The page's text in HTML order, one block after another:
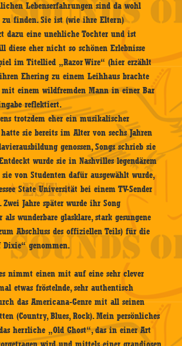
Lebenserfahrungen sind da wohl
finden. Sie ist (wie ihre Eltern)
dazu eine unehliche Tochter und ist
diese eher nicht so schönen Erlebnisse
im Titellied „Razor Wire“ (hier erzählt
Ehering zu einem Leihhaus brachte
einem wildfremden Mann in einer Bar
reflektiert.
trotzdem eher ein musikalischer
hatte sie bereits im Alter von sechs Jahren
genossen, Songs schrieb sie
wurde sie in Nashvilles legendärem
sie von Studenten dafür ausgewählt wurde,
State Universität bei einem TV-Sender
Zwei Jahre später wurde ihr Song
als wunderbare glasklare, stark gesungene
Abschluss des offiziellen Teils) für die
Dixie“ genommen.
nimmt einen mit auf eine sehr clever
etwas fröstelnde, sehr authentisch
das Americana-Genre mit all seinen
(Country, Blues, Rock). Mein persönliches
herrliche „Old Ghost“, das in einer Art